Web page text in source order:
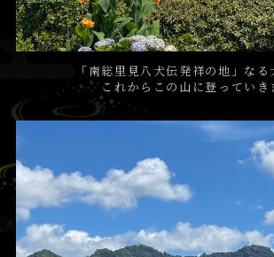
「南総里見八犬伝発祥の地」なる
これからこの山に登っていき